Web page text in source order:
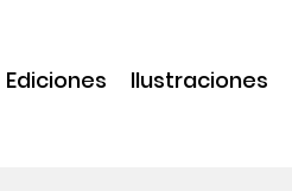
Ediciones Ilustraciones